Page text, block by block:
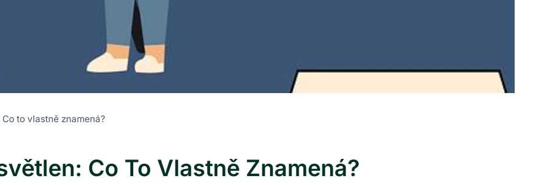
to vlastně znamená?
Co To Vlastně Znamená?